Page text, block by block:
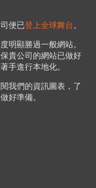
便已登上全球舞台。
明顯勝過一般網站。
貴公司的網站已做好
手進行本地化。
我們的資訊圖表，了
好準備。